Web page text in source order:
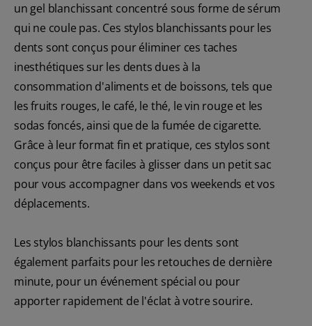
un gel blanchissant concentré sous forme de sérum
qui ne coule pas. Ces stylos blanchissants pour les
dents sont conçus pour éliminer ces taches
inesthétiques sur les dents dues à la
consommation d'aliments et de boissons, tels que
les fruits rouges, le café, le thé, le vin rouge et les
sodas foncés, ainsi que de la fumée de cigarette.
Grâce à leur format fin et pratique, ces stylos sont
conçus pour être faciles à glisser dans un petit sac
pour vous accompagner dans vos weekends et vos
déplacements.
Les stylos blanchissants pour les dents sont
également parfaits pour les retouches de dernière
minute, pour un événement spécial ou pour
apporter rapidement de l'éclat à votre sourire.